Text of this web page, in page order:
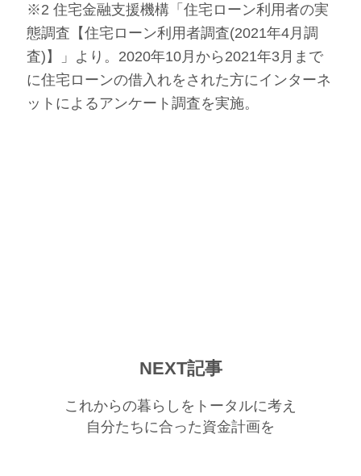
※2 住宅金融支援機構「住宅ローン利用者の実
態調査【住宅ローン利用者調査(2021年4月調
査)】」より。2020年10月から2021年3月まで
に住宅ローンの借入れをされた方にインターネ
ットによるアンケート調査を実施。
NEXT記事
これからの暮らしをトータルに考え
自分たちに合った資金計画を